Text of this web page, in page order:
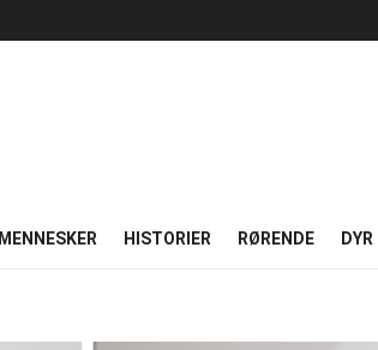
MENNESKER HISTORIER RØRENDE DYR